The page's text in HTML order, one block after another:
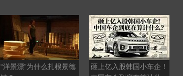
“洋景漂”为什么扎根景德
砸上亿入股韩国小车企！